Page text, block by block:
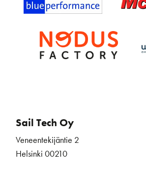
Sail Tech Oy
Veneentekijäntie 2
Helsinki 00210